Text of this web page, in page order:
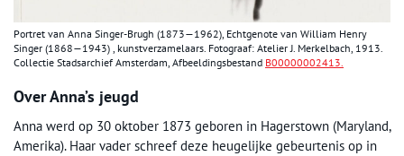
Portret van Anna Singer-Brugh (1873—1962), Echtgenote van William Henry
Singer (1868—1943) , kunstverzamelaars. Fotograaf: Atelier J. Merkelbach, 1913.
Collectie Stadsarchief Amsterdam, Afbeeldingsbestand B00000002413.
Over Anna’s jeugd
Anna werd op 30 oktober 1873 geboren in Hagerstown (Maryland,
Amerika). Haar vader schreef deze heugelijke gebeurtenis op in